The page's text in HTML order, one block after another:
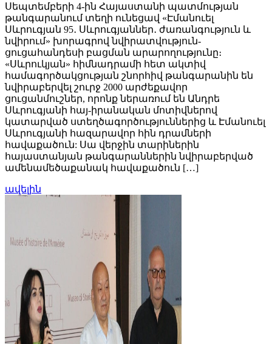
Սեպտեմբերի 4-ին Հայաստանի պատմության
թանգարանում տեղի ունեցավ «Էմանուել
Սևրուգյան 95․ Սևրուգյաններ․ ժառանգություն և
նվիրում» խորագրով նվիրատվություն-
ցուցահանդեսի բացման արարողությունը։
«Սևրուկյան» հիմնադրամի հետ ակտիվ
համագործակցության շնորհիվ թանգարանին են
նվիրաբերվել շուրջ 2000 արժեքավոր
ցուցանմուշներ, որոնք ներառում են Անդրե
Սևրուգյանի հայ-իրանական մոտիվներով
կատարված ստեղծագործություններից և Էմանուել
Սևրուգյանի հազարավոր հին դրամների
հավաքածուն: Սա վերջին տարիներին
հայաստանյան թանգարաններին նվիրաբերված
ամենամեծաքանակ հավաքածուն […]
ավելին